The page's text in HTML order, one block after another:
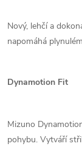
Nový, lehčí a
napomáhá
Dynamotion
Mizuno
pohybu. Vytváří